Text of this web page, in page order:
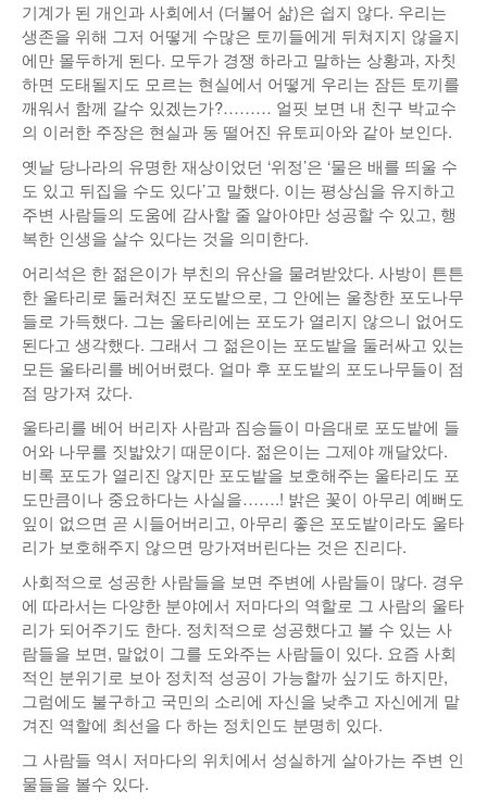
기계가 된 개인과 사회에서 (더불어 삶)은 쉽지 않다. 우리는
생존을 위해 그저 어떻게 수많은 토끼들에게 뒤쳐지지 않을지
에만 몰두하게 된다. 모두가 경쟁 하라고 말하는 상황과, 자칫
하면 도태될지도 모르는 현실에서 어떻게 우리는 잠든 토끼를
깨워서 함께 갈수 있겠는가?……… 얼핏 보면 내 친구 박교수
의 이러한 주장은 현실과 동 떨어진 유토피아와 같아 보인다.
옛날 당나라의 유명한 재상이었던 ‘위정’은 ‘물은 배를 띄울 수
도 있고 뒤집을 수도 있다’고 말했다. 이는 평상심을 유지하고
주변 사람들의 도움에 감사할 줄 알아야만 성공할 수 있고, 행
복한 인생을 살수 있다는 것을 의미한다.
어리석은 한 젊은이가 부친의 유산을 물려받았다. 사방이 튼튼
한 울타리로 둘러쳐진 포도밭으로, 그 안에는 울창한 포도나무
들로 가득했다. 그는 울타리에는 포도가 열리지 않으니 없어도
된다고 생각했다. 그래서 그 젊은이는 포도밭을 둘러싸고 있는
모든 울타리를 베어버렸다. 얼마 후 포도밭의 포도나무들이 점
점 망가져 갔다.
울타리를 베어 버리자 사람과 짐승들이 마음대로 포도밭에 들
어와 나무를 짓밟았기 때문이다. 젊은이는 그제야 깨달았다.
비록 포도가 열리진 않지만 포도밭을 보호해주는 울타리도 포
도만큼이나 중요하다는 사실을…….! 밝은 꽃이 아무리 예뻐도
잎이 없으면 곧 시들어버리고, 아무리 좋은 포도밭이라도 울타
리가 보호해주지 않으면 망가져버린다는 것은 진리다.
사회적으로 성공한 사람들을 보면 주변에 사람들이 많다. 경우
에 따라서는 다양한 분야에서 저마다의 역할로 그 사람의 울타
리가 되어주기도 한다. 정치적으로 성공했다고 볼 수 있는 사
람들을 보면, 말없이 그를 도와주는 사람들이 있다. 요즘 사회
적인 분위기로 보아 정치적 성공이 가능할까 싶기도 하지만,
그럼에도 불구하고 국민의 소리에 자신을 낮추고 자신에게 맡
겨진 역할에 최선을 다 하는 정치인도 분명히 있다.
그 사람들 역시 저마다의 위치에서 성실하게 살아가는 주변 인
물들을 볼수 있다.